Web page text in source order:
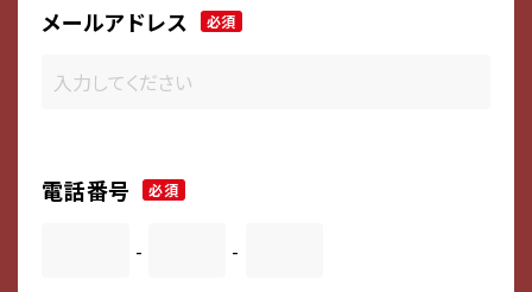
メールアドレス 必須
電話番号 必須
- -